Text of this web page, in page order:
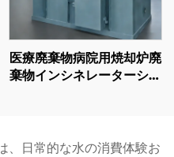
医療廃棄物病院用焼却炉廃
棄物インシネレーターシス
、日常的な水の消費体験お